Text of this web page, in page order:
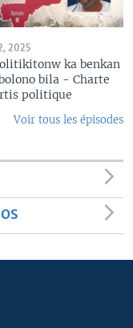
2025
ka benkan
bila - Charte
politique
Voir tous les épisodes